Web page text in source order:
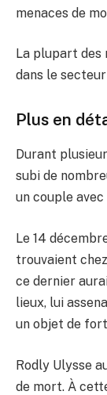
menaces de
La plupart des
dans le
Plus en
Durant
subi de
un couple avec
Le 14
trouvaient
ce dernier
lieux, lui
un objet de
Rodly Ulysse
de mort. À